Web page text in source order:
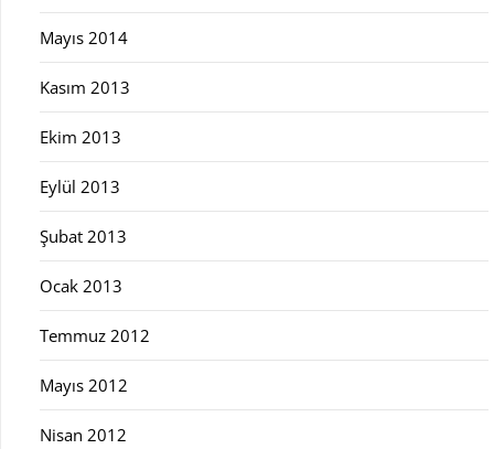
Mayıs 2014
Kasım 2013
Ekim 2013
Eylül 2013
Şubat 2013
Ocak 2013
Temmuz 2012
Mayıs 2012
Nisan 2012